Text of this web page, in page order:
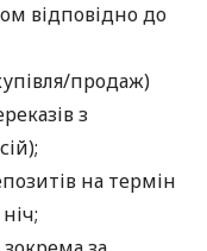
відповідно до
продаж)
з
на термін